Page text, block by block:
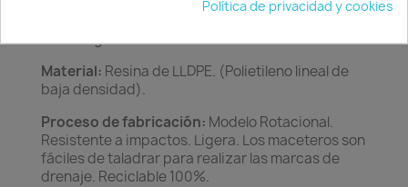
toques de luz sorprendentes en cualquier rincón
de tu hogar.APTAS SOLO PARA INTERIOR.
Material: Resina de LLDPE. (Polietileno lineal de
baja densidad).
Proceso de fabricación: Modelo Rotacional.
Resistente a impactos. Ligera. Los maceteros son
fáciles de taladrar para realizar las marcas de
drenaje. Reciclable 100%.
Política de privacidad y cookies